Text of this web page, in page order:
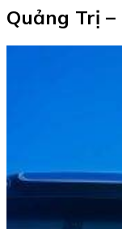
Quảng Trị